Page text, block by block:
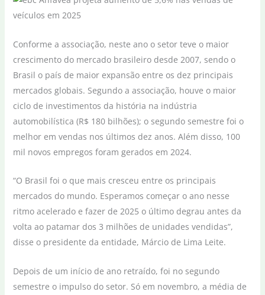
Conforme a associação, neste ano o setor teve o maior
crescimento do mercado brasileiro desde 2007, sendo o
Brasil o país de maior expansão entre os dez principais
mercados globais. Segundo a associação, houve o maior
ciclo de investimentos da história na indústria
automobilística (R$ 180 bilhões); o segundo semestre foi o
melhor em vendas nos últimos dez anos. Além disso, 100
mil novos empregos foram gerados em 2024.
“O Brasil foi o que mais cresceu entre os principais
mercados do mundo. Esperamos começar o ano nesse
ritmo acelerado e fazer de 2025 o último degrau antes da
volta ao patamar dos 3 milhões de unidades vendidas”,
disse o presidente da entidade, Márcio de Lima Leite.
Depois de um início de ano retraído, foi no segundo
semestre o impulso do setor. Só em novembro, a média de